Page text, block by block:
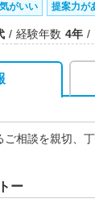
がいい 提案力が
経験年数 4年
相談を親切、
ー